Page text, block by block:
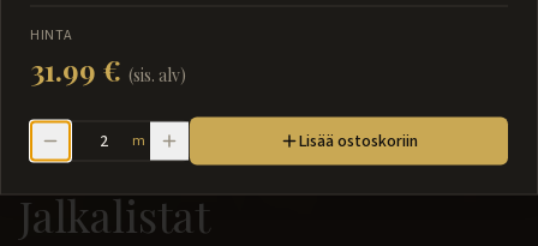
Jalkalistat
HINTA
31.99 € (sis. alv)
m Lisää ostoskoriin